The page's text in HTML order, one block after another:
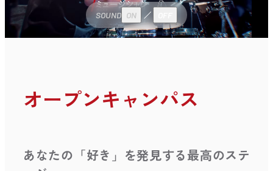
SOUND ON
オープンキャンパス
あなたの「好き」を発見する最高のステ